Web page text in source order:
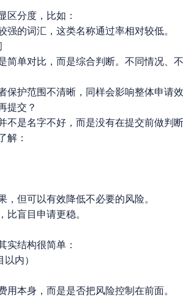
区分度，比如：
强的词汇，这类名称通过率相对较低。
简单对比，而是综合判断。不同情况、
保护范围不清晰，同样会影响整体申请
提交？
不是名字不好，而是没有在提交前做判断
解：
，但可以有效降低不必要的风险。
比盲目申请更稳。
实结构很简单：
内）
用本身，而是是否把风险控制在前面。